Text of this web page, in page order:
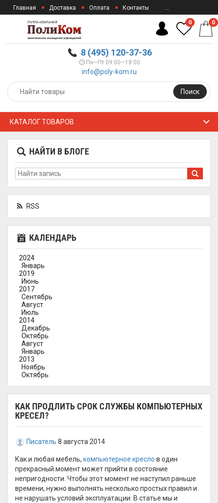
Главная Доставка Оплата Контакты ...
8 (495) 120-37-36
Пн—Пт 09:00—18:00
info@poly-kom.ru
Поиск
0 0
КАТАЛОГ ТОВАРОВ
НАЙТИ В БЛОГЕ
RSS
КАЛЕНДАРЬ
2024
Январь
2019
Июнь
2017
Сентябрь
Август
Июль
2014
Декабрь
Октябрь
Август
Январь
2013
Ноябрь
Октябрь
КАК ПРОДЛИТЬ СРОК СЛУЖБЫ КОМПЬЮТЕРНЫХ
КРЕСЕЛ?
Писатель 8 августа 2014
Как и любая мебель, компьютерное кресло в один
прекрасный момент может прийти в состояние
непригодности. Чтобы этот момент не наступил раньше
времени, нужно выполнять несколько простых правил и
не нарушать условий эксплуатации. В статье мы и